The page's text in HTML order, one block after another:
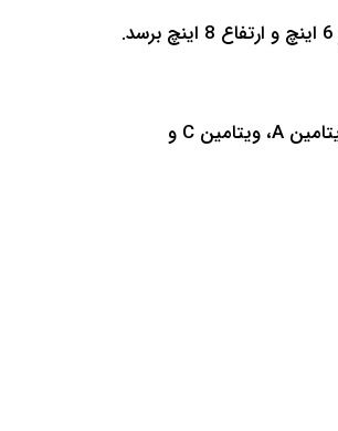
منبع خوبی از ویتامین ها و مواد معدنی از جمله ویتامین A، ویتامین C و